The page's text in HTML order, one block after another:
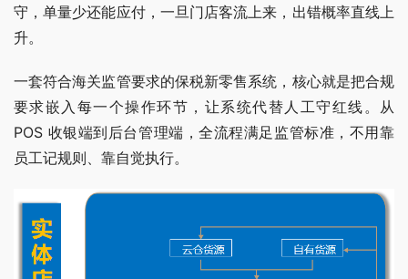
守，单量少还能应付，一旦门店客流上来，出错概率直线上
升。
一套符合海关监管要求的保税新零售系统，核心就是把合规
要求嵌入每一个操作环节，让系统代替人工守红线。从
POS 收银端到后台管理端，全流程满足监管标准，不用靠
员工记规则、靠自觉执行。